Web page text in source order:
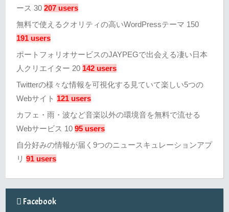
ース 30 207 users
無料で使えるクオリティの高いWordPressテーマ 150
191 users
ポートフォリオサービスのJAYPEGで出会える凄い日本
人クリエイター 20 142 users
Twitterの様々な情報を可視化する見ていて楽しい5つの
Webサイト 121 users
カフェ・雨・波など音楽以外の環境音を無料で流せる
Webサービス 10 95 users
自分好みの情報が届く9つのニュースキュレーションアプ
リ 91 users
Facebook